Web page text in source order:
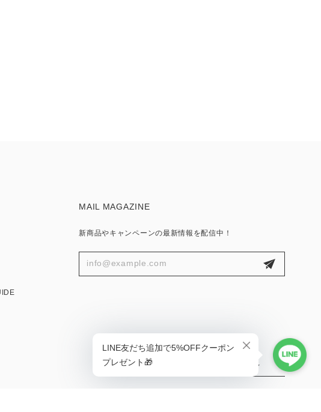
MAIL MAGAZINE
新商品やキャンペーンの最新情報を配信中！